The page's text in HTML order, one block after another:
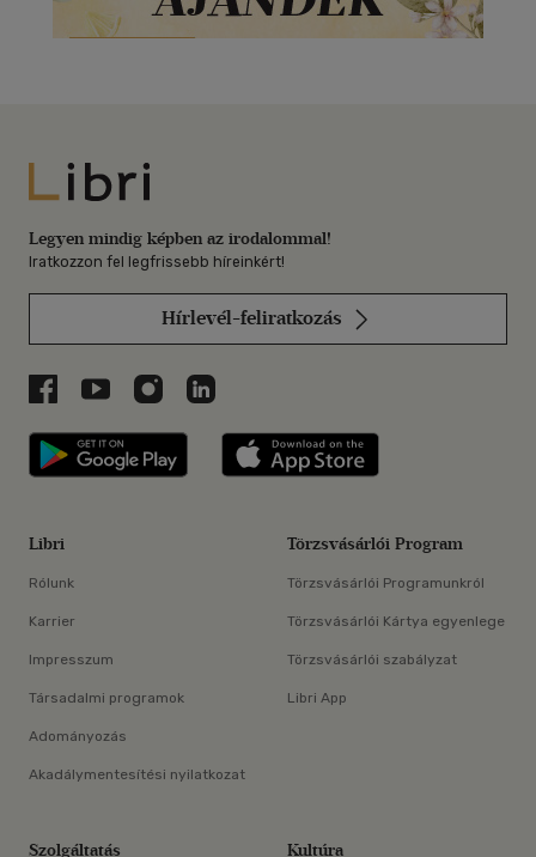
Libri
Legyen mindig képben az irodalommal!
Iratkozzon fel legfrissebb híreinkért!
Hírlevél-feliratkozás
Libri a Facebookon
Libri a Youtube-on
Libri az Instagramon
Libri a LinkedInen
Libri applikáció Szerezd meg: Google
Libri
Rólunk
Karrier
Impresszum
Társadalmi programok
Adományozás
Akadálymentesítési nyilatkozat
Törzsvásárlói Program
Törzsvásárlói Programunkról
Törzsvásárlói Kártya egyenlege
Törzsvásárlói szabályzat
Libri App
Szolgáltatás Kultúra